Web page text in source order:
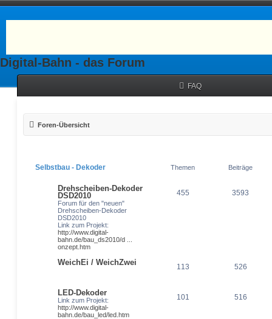
Digital-Bahn - das Forum
FAQ
Foren-Übersicht
Selbstbau - Dekoder Themen Beiträge
Drehscheiben-Dekoder
DSD2010
Forum für den "neuen"
Drehscheiben-Dekoder
DSD2010
Link zum Projekt:
http://www.digital-
bahn.de/bau_ds2010/d ...
onzept.htm
455 3593
WeichEi / WeichZwei 113 526
LED-Dekoder
Link zum Projekt:
http://www.digital-
bahn.de/bau_led/led.htm
101 516